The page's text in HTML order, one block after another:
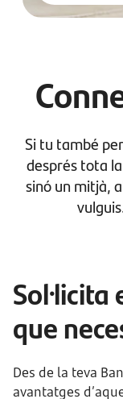
Si tu també
després tota
sinó un mitjà,
que
Des de la teva
avantatges